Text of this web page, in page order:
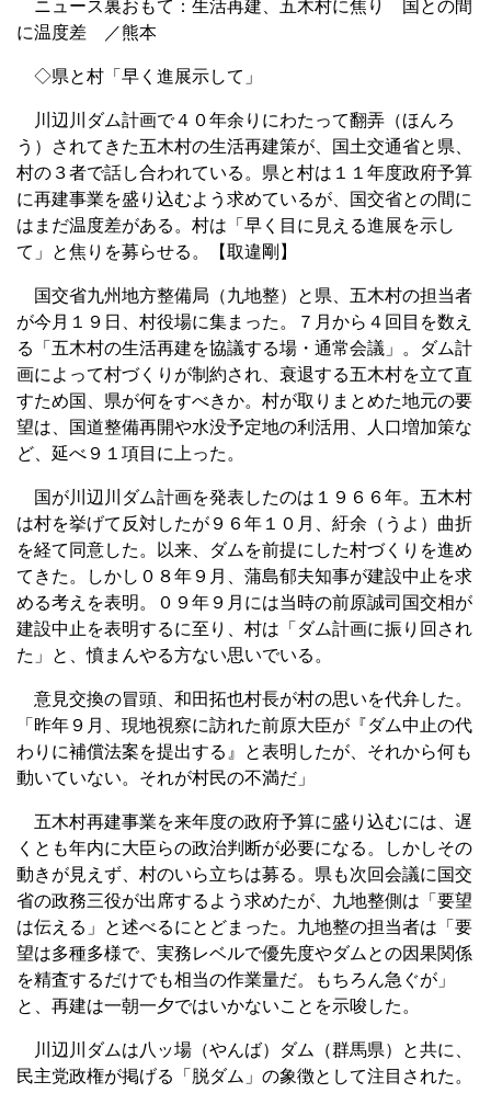
ニュース裏おもて：生活再建、五木村に焦り 国との間
に温度差 ／熊本
◇県と村「早く進展示して」
川辺川ダム計画で４０年余りにわたって翻弄（ほんろ
う）されてきた五木村の生活再建策が、国土交通省と県、
村の３者で話し合われている。県と村は１１年度政府予算
に再建事業を盛り込むよう求めているが、国交省との間に
はまだ温度差がある。村は「早く目に見える進展を示し
て」と焦りを募らせる。【取違剛】
国交省九州地方整備局（九地整）と県、五木村の担当者
が今月１９日、村役場に集まった。７月から４回目を数え
る「五木村の生活再建を協議する場・通常会議」。ダム計
画によって村づくりが制約され、衰退する五木村を立て直
すため国、県が何をすべきか。村が取りまとめた地元の要
望は、国道整備再開や水没予定地の利活用、人口増加策な
ど、延べ９１項目に上った。
国が川辺川ダム計画を発表したのは１９６６年。五木村
は村を挙げて反対したが９６年１０月、紆余（うよ）曲折
を経て同意した。以来、ダムを前提にした村づくりを進め
てきた。しかし０８年９月、蒲島郁夫知事が建設中止を求
める考えを表明。０９年９月には当時の前原誠司国交相が
建設中止を表明するに至り、村は「ダム計画に振り回され
た」と、憤まんやる方ない思いでいる。
意見交換の冒頭、和田拓也村長が村の思いを代弁した。
「昨年９月、現地視察に訪れた前原大臣が『ダム中止の代
わりに補償法案を提出する』と表明したが、それから何も
動いていない。それが村民の不満だ」
五木村再建事業を来年度の政府予算に盛り込むには、遅
くとも年内に大臣らの政治判断が必要になる。しかしその
動きが見えず、村のいら立ちは募る。県も次回会議に国交
省の政務三役が出席するよう求めたが、九地整側は「要望
は伝える」と述べるにとどまった。九地整の担当者は「要
望は多種多様で、実務レベルで優先度やダムとの因果関係
を精査するだけでも相当の作業量だ。もちろん急ぐが」
と、再建は一朝一夕ではいかないことを示唆した。
川辺川ダムは八ッ場（やんば）ダム（群馬県）と共に、
民主党政権が掲げる「脱ダム」の象徴として注目された。